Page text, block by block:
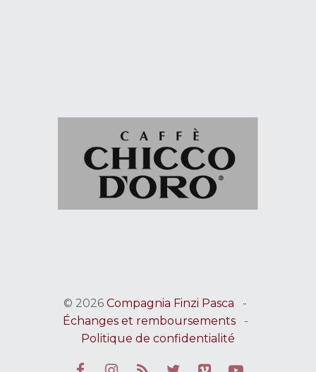
© 2026 Compagnia Finzi Pasca -
Échanges et remboursements-
Politique de confidentialité